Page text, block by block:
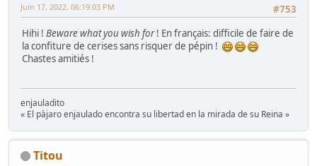
#753
Juin 17, 2022, 06:19:03 PM
Hihi ! Beware what you wish for! En français: difficile de faire de
la confiture de cerises sans risquer de pépin !
Chastes amitiés !
enjauladito
« El pàjaro enjaulado encontra su libertad en la mirada de su Reina »
Titou